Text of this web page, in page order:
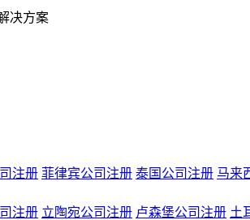
决方案
注册 菲律宾公司注册 泰国公司注册 马来
注册 立陶宛公司注册 卢森堡公司注册 土